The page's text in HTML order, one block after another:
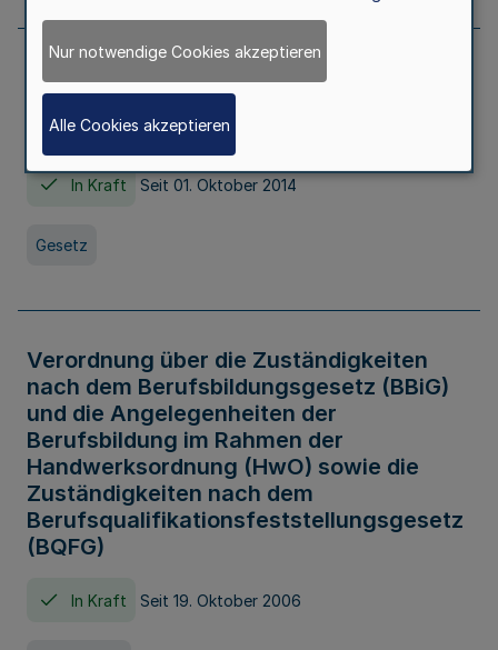
Gesetz über die Hochschulen des Landes
Nordrhein-Westfalen (Hochschulgesetz -
HG)
In Kraft Seit 01. Oktober 2014
Gesetz
Verordnung über die Zuständigkeiten
nach dem Berufsbildungsgesetz (BBiG)
und die Angelegenheiten der
Berufsbildung im Rahmen der
Handwerksordnung (HwO) sowie die
Zuständigkeiten nach dem
Berufsqualifikationsfeststellungsgesetz
(BQFG)
In Kraft Seit 19. Oktober 2006
Nur notwendige Cookies akzeptieren
Alle Cookies akzeptieren